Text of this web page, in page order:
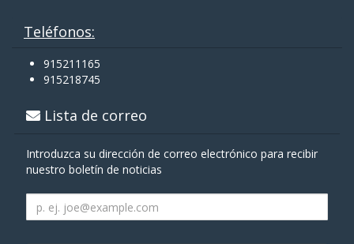
Teléfonos:
915211165
915218745
Lista de correo
Introduzca su dirección de correo electrónico para recibir
nuestro boletín de noticias